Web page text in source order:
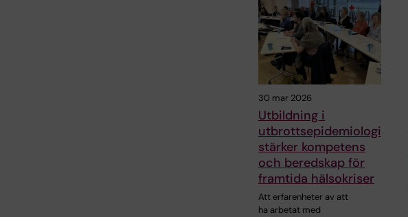
30 mar 2026
Utbildning i
utbrottsepidemiologi
stärker kompetens
och beredskap för
framtida hälsokriser
Att erfarenheter av att
ha arbetat med